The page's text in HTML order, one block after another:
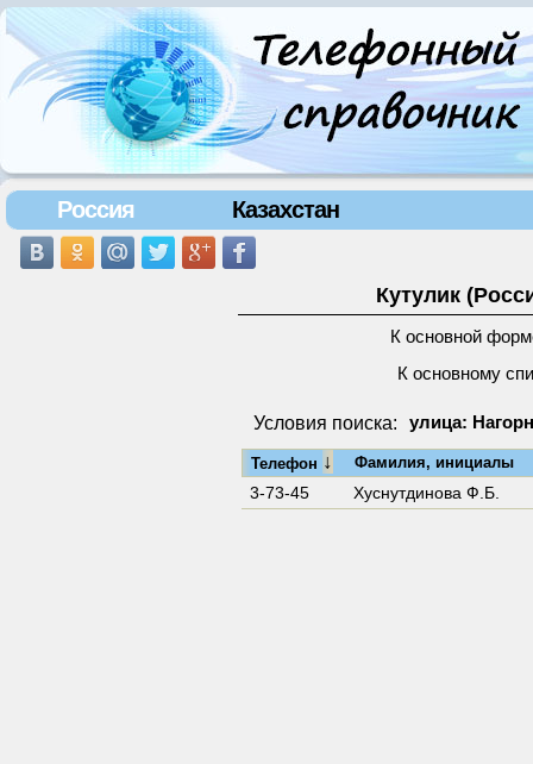
Россия Казахстан
Кутулик
К основной
К основному
Условия поиска: улица:
Телефон ↓ Фамилия, инициалы
3-73-45 Хуснутдинова Ф.Б.